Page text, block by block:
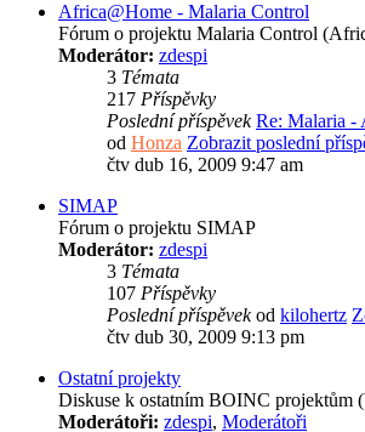
Africa@Home - Malaria Control
Fórum o projektu Malaria Control
Moderátor: zdespi
3 Témata
217 Příspěvky
Poslední příspěvek Re: Malaria
od Honza Zobrazit poslední
čtv dub 16, 2009 9:47 am
SIMAP
Fórum o projektu SIMAP
Moderátor: zdespi
3 Témata
107 Příspěvky
Poslední příspěvekod kilohertz
čtv dub 30, 2009 9:13 pm
Ostatní projekty
Diskuse k ostatním BOINC projektům
Moderátoři: zdespi, Moderátoři